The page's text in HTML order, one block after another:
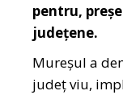
pentru,
județene.
Mureșul a
județ viu,